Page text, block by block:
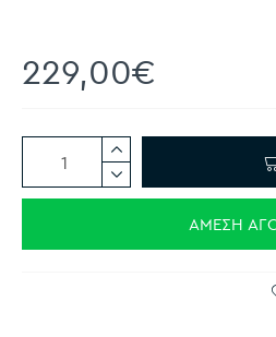
229,00€
ΆΜΕΣΗ